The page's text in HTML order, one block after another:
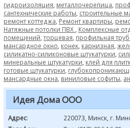
гидроизоляция металлочерепица
сантехнические работы строительные
ремонт коттеджа Ремонт квартиры
Натяжные потолки ПВХ
Комплексные
помещений торцевая профильная
мансардное окно конек карнизная
силикатно-силиконовые штукатурки
минеральные штукатурки клей для
готовые штукатурки
мансардные окна виниловые софиты
Идея Дома ООО
Адрес:
220073, Минск, г.